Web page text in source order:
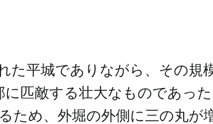
た平城でありながら、その規
に匹敵する壮大なものであっ
ため、外堀の外側に三の丸が